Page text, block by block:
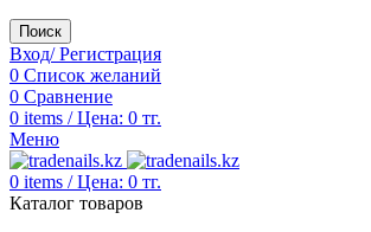
Поиск
Вход/ Регистрация
0 Список желаний
0 Сравнение
0 items / Цена: 0 тг.
Меню
0 items / Цена: 0 тг.
Каталог товаров